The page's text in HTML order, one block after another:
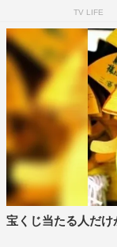
10月21日～毎週
中村優一
TV LIFE
宝くじ当たる人だ